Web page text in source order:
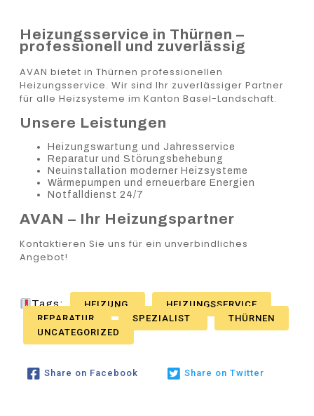
Heizungsservice in Thürnen –
professionell und zuverlässig
AVAN bietet in Thürnen professionellen
Heizungsservice. Wir sind Ihr zuverlässiger Partner
für alle Heizsysteme im Kanton Basel-Landschaft.
Unsere Leistungen
Heizungswartung und Jahresservice
Reparatur und Störungsbehebung
Neuinstallation moderner Heizsysteme
Wärmepumpen und erneuerbare Energien
Notfalldienst 24/7
AVAN – Ihr Heizungspartner
Kontaktieren Sie uns für ein unverbindliches
Angebot!
Tags: HEIZUNG
HEIZUNGSSERVICE
REPARATUR
SPEZIALIST
THÜRNEN
UNCATEGORIZED
Share on Facebook Share on Twitter